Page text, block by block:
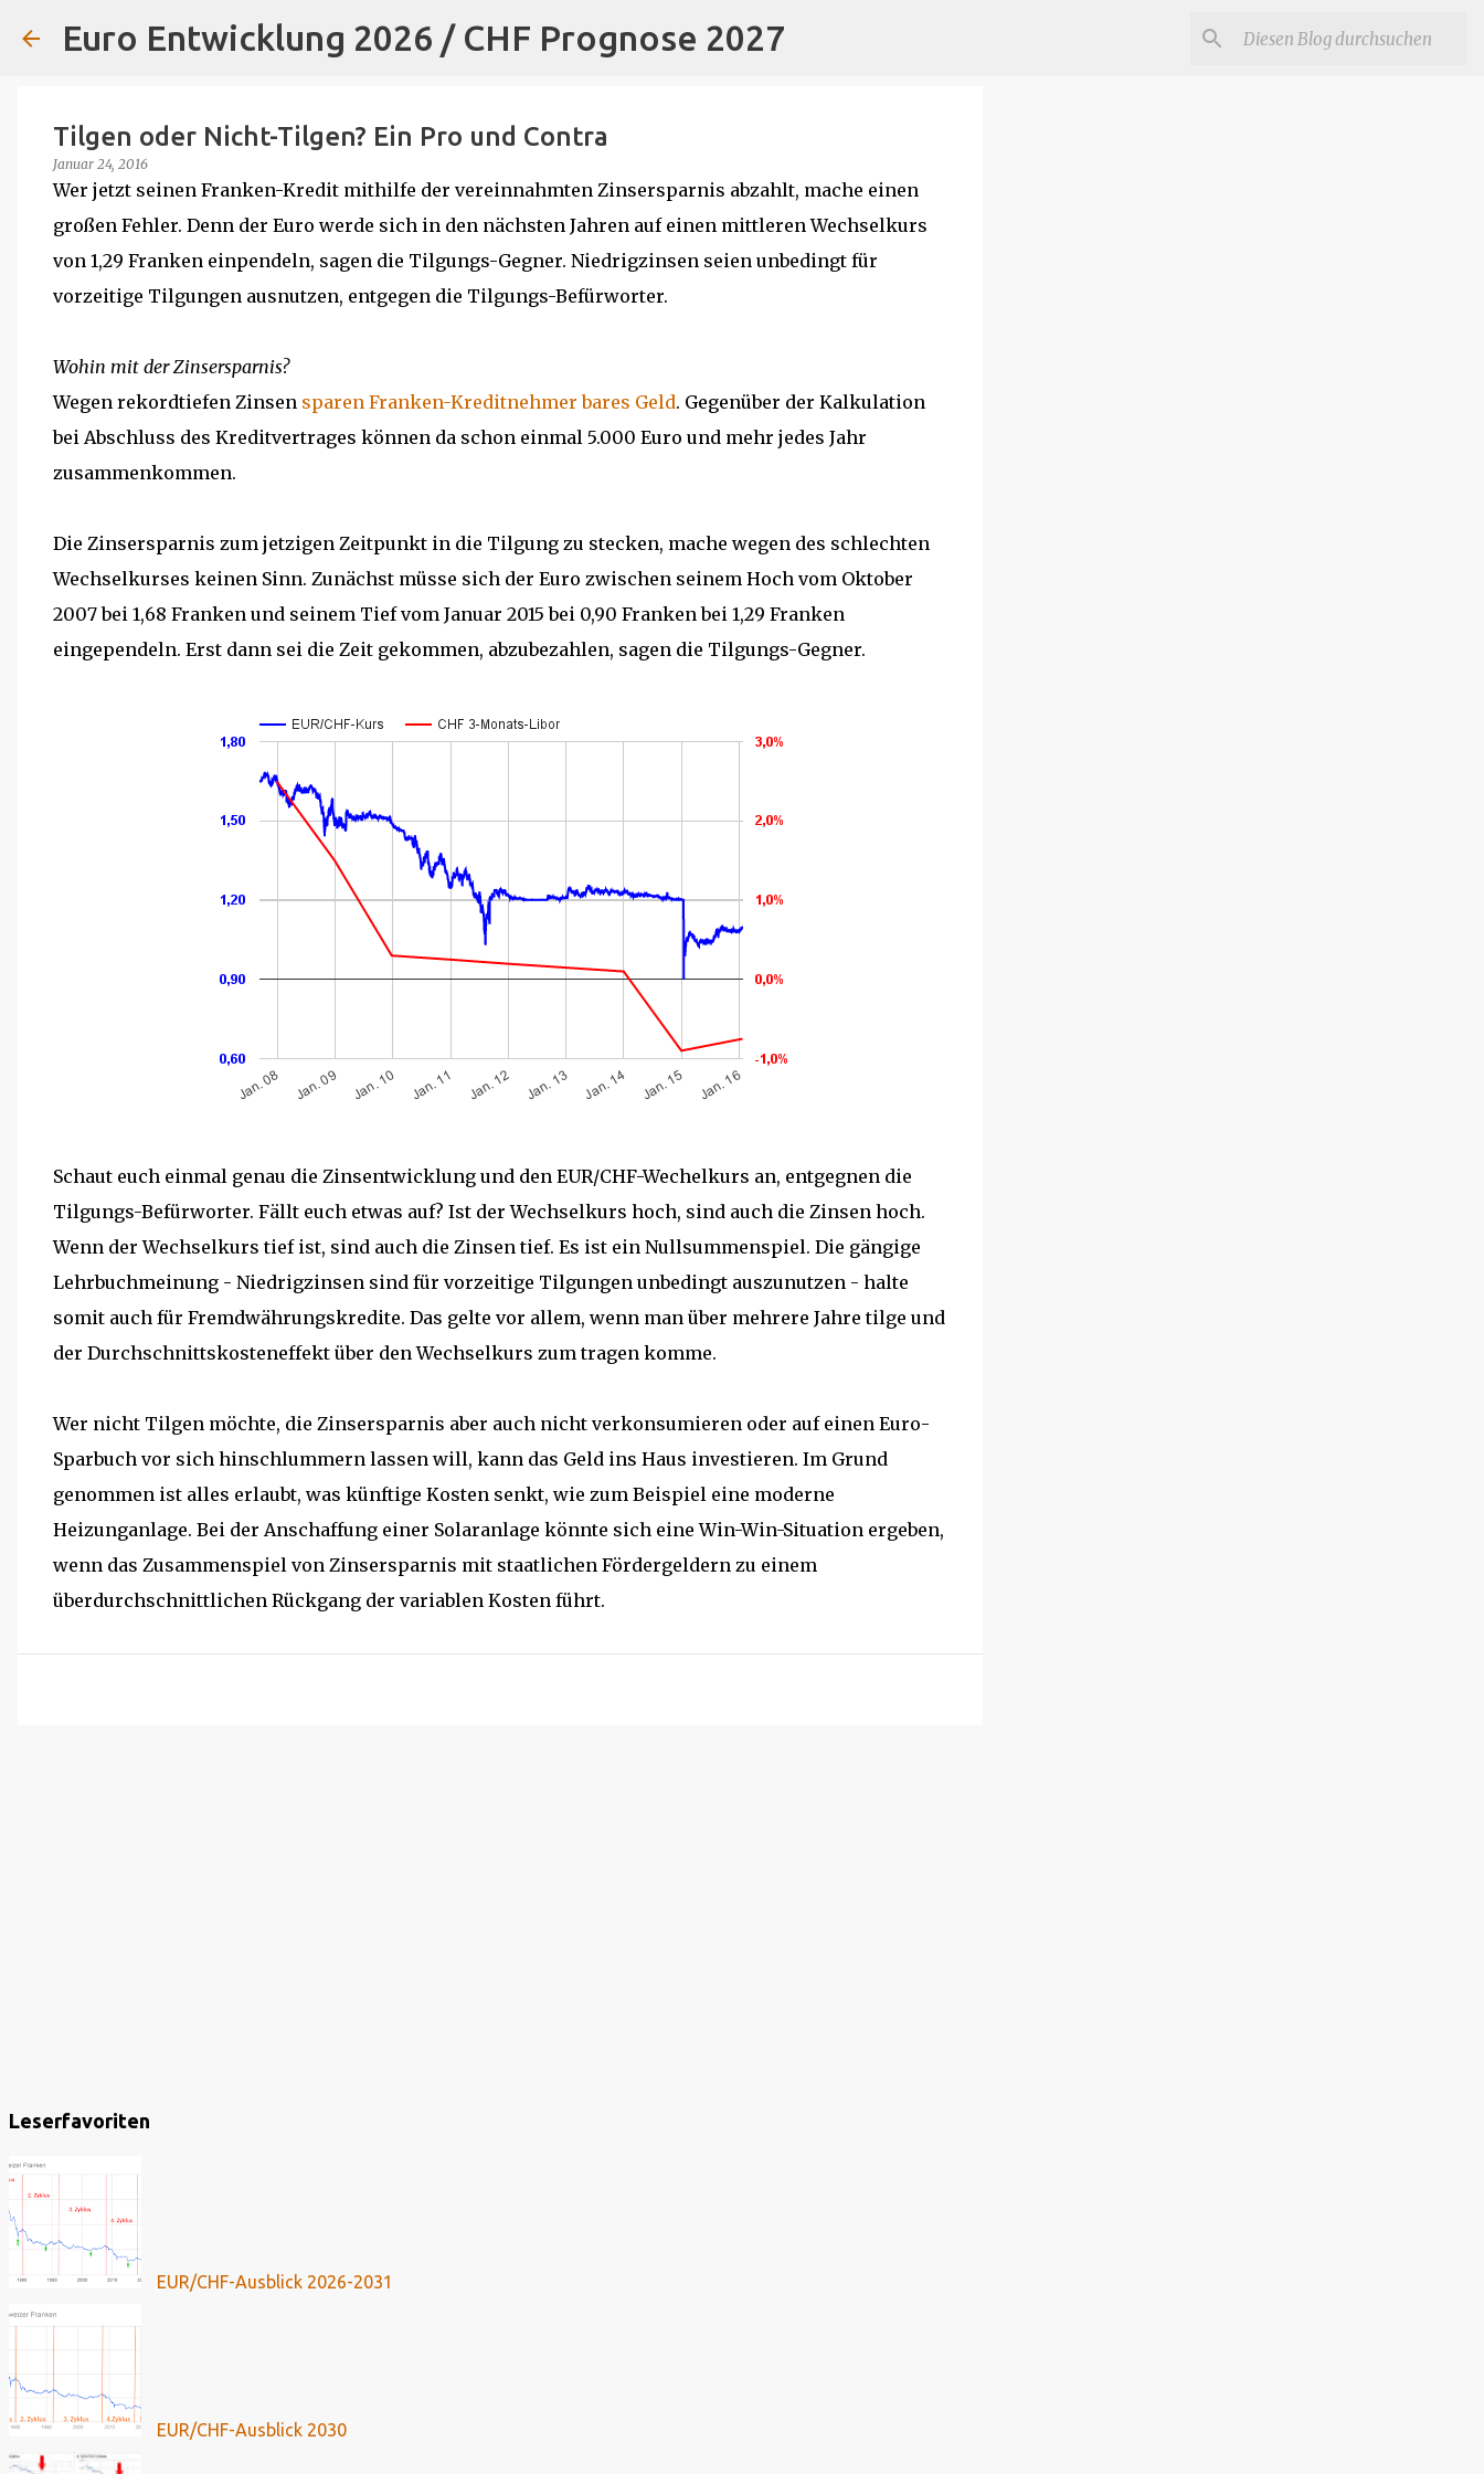
Direkt zum Hauptbereich
Euro Entwicklung 2026 / CHF Prognose 2027
Tilgen oder Nicht-Tilgen? Ein Pro und Contra
Januar 24, 2016
Wer jetzt seinen Franken-Kredit mithilfe der vereinnahmten Zinsersparnis abzahlt, mache einen
großen Fehler. Denn der Euro werde sich in den nächsten Jahren auf einen mittleren Wechselkurs
von 1,29 Franken einpendeln, sagen die Tilgungs-Gegner. Niedrigzinsen seien unbedingt für
vorzeitige Tilgungen ausnutzen, entgegen die Tilgungs-Befürworter.
Wohin mit der Zinsersparnis?
Wegen rekordtiefen Zinsen sparen Franken-Kreditnehmer bares Geld. Gegenüber der Kalkulation
bei Abschluss des Kreditvertrages können da schon einmal 5.000 Euro und mehr jedes Jahr
zusammenkommen.
Die Zinsersparnis zum jetzigen Zeitpunkt in die Tilgung zu stecken, mache wegen des schlechten
Wechselkurses keinen Sinn. Zunächst müsse sich der Euro zwischen seinem Hoch vom Oktober
2007 bei 1,68 Franken und seinem Tief vom Januar 2015 bei 0,90 Franken bei 1,29 Franken
eingependeln. Erst dann sei die Zeit gekommen, abzubezahlen, sagen die Tilgungs-Gegner.
Schaut euch einmal genau die Zinsentwicklung und den EUR/CHF-Wechelkurs an, entgegnen die
Tilgungs-Befürworter. Fällt euch etwas auf? Ist der Wechselkurs hoch, sind auch die Zinsen hoch.
Wenn der Wechselkurs tief ist, sind auch die Zinsen tief. Es ist ein Nullsummenspiel. Die gängige
Lehrbuchmeinung - Niedrigzinsen sind für vorzeitige Tilgungen unbedingt auszunutzen - halte
somit auch für Fremdwährungskredite. Das gelte vor allem, wenn man über mehrere Jahre tilge und
der Durchschnittskosteneffekt über den Wechselkurs zum tragen komme.
Wer nicht Tilgen möchte, die Zinsersparnis aber auch nicht verkonsumieren oder auf einen Euro-
Sparbuch vor sich hinschlummern lassen will, kann das Geld ins Haus investieren. Im Grund
genommen ist alles erlaubt, was künftige Kosten senkt, wie zum Beispiel eine moderne
Heizunganlage. Bei der Anschaffung einer Solaranlage könnte sich eine Win-Win-Situation ergeben,
wenn das Zusammenspiel von Zinsersparnis mit staatlichen Fördergeldern zu einem
überdurchschnittlichen Rückgang der variablen Kosten führt.
Leserfavoriten
EUR/CHF-Ausblick 2026-2031
EUR/CHF-Ausblick 2030